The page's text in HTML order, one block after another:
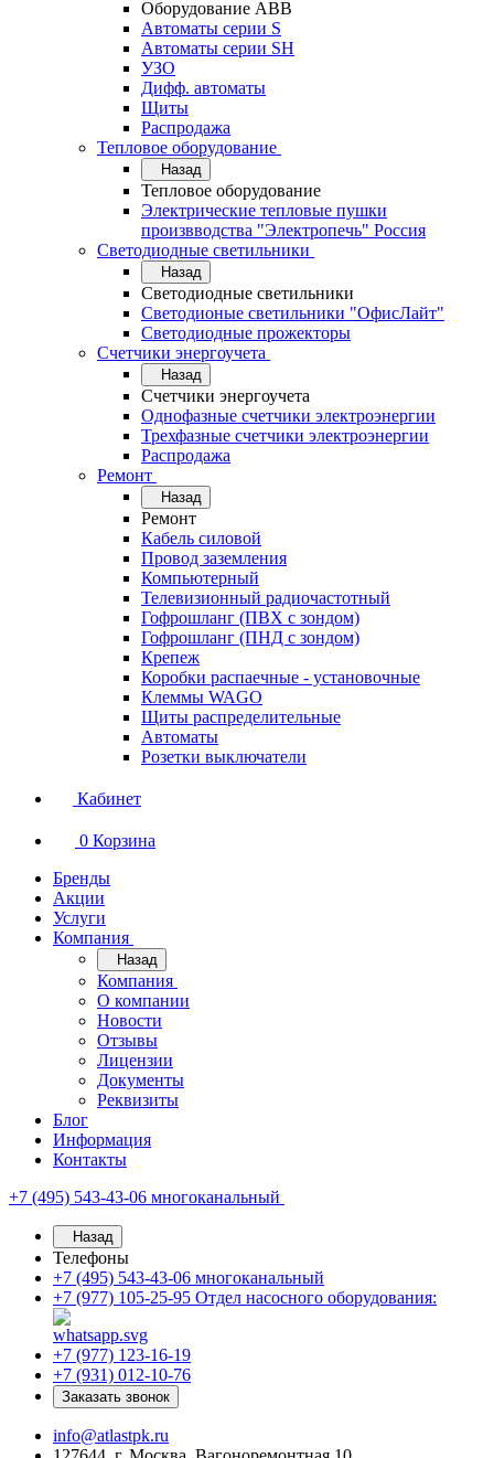
Оборудование АВВ
Автоматы серии S
Автоматы серии SH
УЗО
Дифф. автоматы
Щиты
Распродажа
Тепловое оборудование
Назад
Тепловое оборудование
Электрические тепловые пушки
произвводства "Электропечь" Россия
Светодиодные светильники
Назад
Светодиодные светильники
Светодионые светильники "ОфисЛайт"
Светодиодные прожекторы
Счетчики энергоучета
Назад
Счетчики энергоучета
Однофазные счетчики электроэнергии
Трехфазные счетчики электроэнергии
Распродажа
Ремонт
Назад
Ремонт
Кабель силовой
Провод заземления
Компьютерный
Телевизионный радиочастотный
Гофрошланг (ПВХ с зондом)
Гофрошланг (ПНД с зондом)
Крепеж
Коробки распаечные - установочные
Клеммы WAGO
Щиты распределительные
Автоматы
Розетки выключатели
Кабинет
0 Корзина
Бренды
Акции
Услуги
Компания
Назад
Компания
О компании
Новости
Отзывы
Лицензии
Документы
Реквизиты
Блог
Информация
Контакты
+7 (495) 543-43-06 многоканальный
Назад
Телефоны
+7 (495) 543-43-06 многоканальный
+7 (977) 105-25-95 Отдел насосного оборудования:
+7 (977) 123-16-19
+7 (931) 012-10-76
Заказать звонок
info@atlastpk.ru